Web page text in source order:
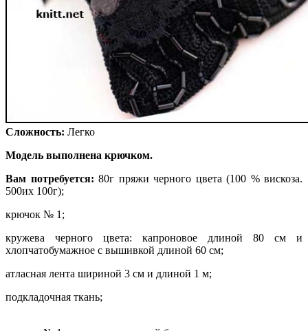
Сложность: Легко
Модель выполнена крючком.
Вам потребуется: 80г пряжи черного цвета (100 % вискоза.
500их 100г);
крючок № 1;
кружева черного цвета: капроновое длиной 80 см и
хлопчатобумажное с вышивкой длиной 60 см;
атласная лента шириной 3 см и длиной 1 м;
подкладочная ткань;